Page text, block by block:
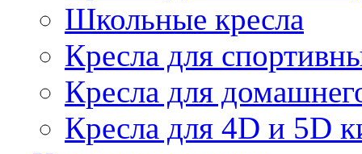
Школьные кресла
Кресла для
Кресла для
Кресла для 4D и 5D